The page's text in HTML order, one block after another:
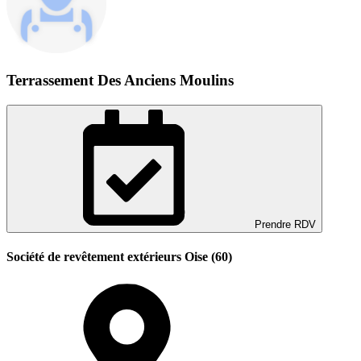
Terrassement Des Anciens Moulins
Prendre RDV
Société de revêtement extérieurs Oise (60)